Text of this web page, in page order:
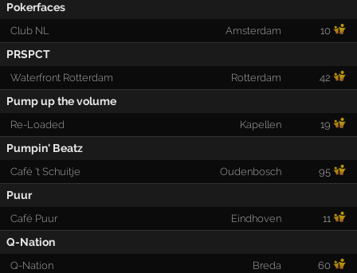
Pokerfaces
Club NL Amsterdam 10
PRSPCT
Waterfront Rotterdam Rotterdam 42
Pump up the volume
Re-Loaded Kapellen 19
Pumpin' Beatz
Café 't Schuitje Oudenbosch 95
Puur
Café Puur Eindhoven 11
Q-Nation
Q-Nation Breda 60